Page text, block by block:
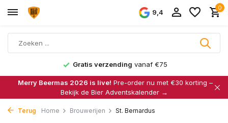
9,4
0
Gratis verzendingvanaf €75
Merry Beermas 2026 is live! Pre-order nu met €30 korting –
Bekijk de Bier Adventskalender →
Terug Home Brouwerijen St. Bernardus